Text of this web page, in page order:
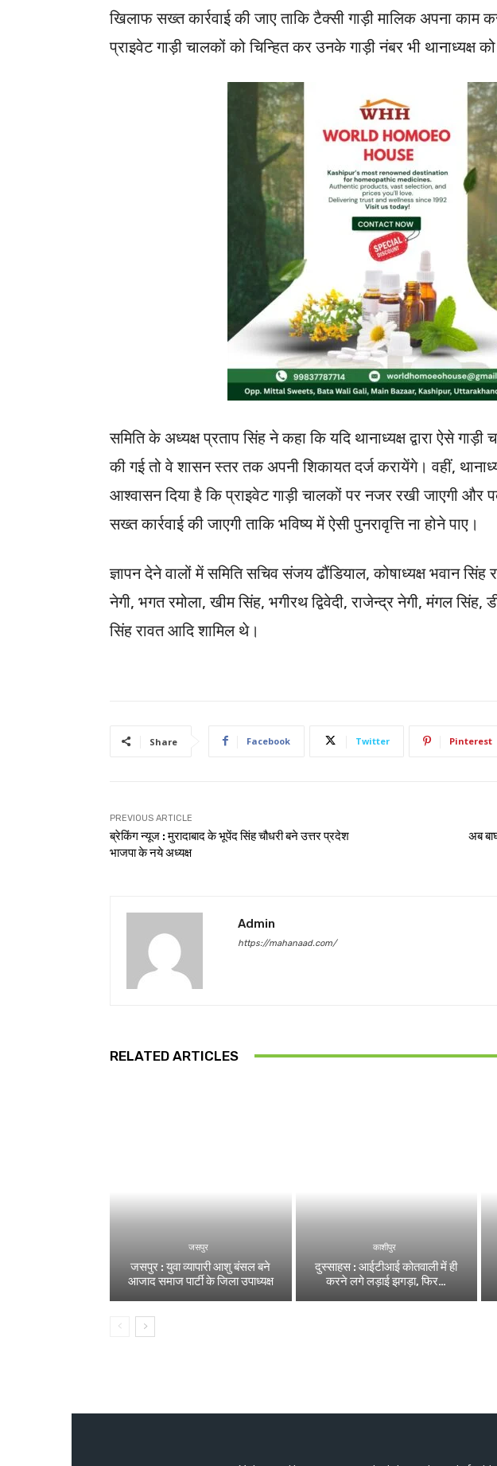
खिलाफ सख्त कार्रवाई की जाए ताकि टैक्सी गाड़ी मालिक अपना
प्राइवेट गाड़ी चालकों को चिन्हित कर उनके गाड़ी नंबर भी थानाध्यक्ष
समिति के अध्यक्ष प्रताप सिंह ने कहा कि यदि थानाध्यक्ष द्वारा ऐसे गाड़ी
की गई तो वे शासन स्तर तक अपनी शिकायत दर्ज करायेंगे। वहीं,
आश्वासन दिया है कि प्राइवेट गाड़ी चालकों पर नजर रखी जाएगी
सख्त कार्रवाई की जाएगी ताकि भविष्य में ऐसी पुनरावृत्ति ना होने पाए।
ज्ञापन देने वालों में समिति सचिव संजय ढौंडियाल, कोषाध्यक्ष भवान सिंह
नेगी, भगत रमोला, खीम सिंह, भगीरथ द्विवेदी, राजेन्द्र नेगी, मंगल सिंह,
सिंह रावत आदि शामिल थे।
Share Facebook Twitter Pinterest
PREVIOUS ARTICLE
ब्रेकिंग न्यूज : मुरादाबाद के भूपेंद सिंह चौधरी बने उत्तर प्रदेश
भाजपा के नये अध्यक्ष
अब
Admin
https://mahanaad.com/
RELATED ARTICLES
जसपुर
जसपुर : युवा व्यापारी आशु बंसल बने
आजाद समाज पार्टी के जिला उपाध्यक्ष
काशीपुर
दुस्साहस : आईटीआई कोतवाली में ही
करने लगे लड़ाई झगड़ा, फिर…